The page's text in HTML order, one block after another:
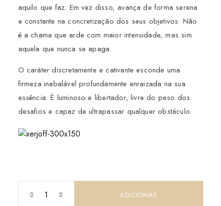
aquilo que faz. Em vez disso, avança de forma serena
e constante na concretização dos seus objetivos. Não
é a chama que arde com maior intensidade, mas sim
aquela que nunca se apaga.
O caráter discretamente e cativante esconde uma
firmeza inabalável profundamente enraizada na sua
essência. É luminoso e libertador, livre do peso dos
desafios e capaz de ultrapassar qualquer obstáculo.
ADICIONAR